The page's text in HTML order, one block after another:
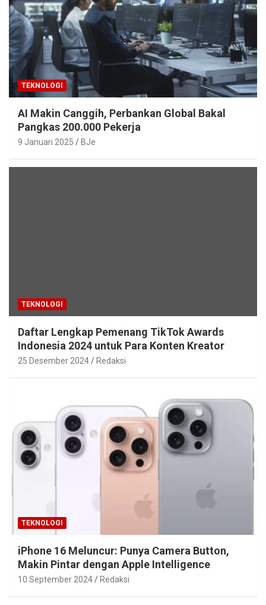
TEKNOLOGI
AI Makin Canggih, Perbankan Global Bakal
Pangkas 200.000 Pekerja
9 Januari 2025 BJe
TEKNOLOGI
Daftar Lengkap Pemenang TikTok Awards
Indonesia 2024 untuk Para Konten Kreator
25 Desember 2024 Redaksi
TEKNOLOGI
iPhone 16 Meluncur: Punya Camera Button,
Makin Pintar dengan Apple Intelligence
10 September 2024 Redaksi